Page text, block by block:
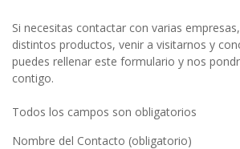
Si necesitas contactar con varias
distintos productos, venir a visitarnos y
puedes rellenar este formulario y nos
contigo.
Todos los campos son obligatorios
Nombre del Contacto (obligatorio)